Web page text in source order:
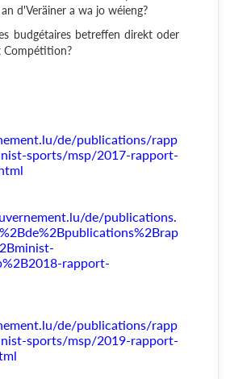
d'Veräiner a wa jo wéieng?
budgétaires betreffen direkt oder
Compétition?
de/publications/rapp
sports/msp/2017-rapport-
de/publications.
rapport-
de/publications/rapp
sports/msp/2019-rapport-